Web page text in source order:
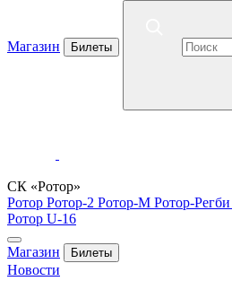
Магазин Билеты
СК «Ротор»
Ротор Ротор-2 Ротор-М Ротор-Регби
Ротор U-16
Магазин Билеты
Новости